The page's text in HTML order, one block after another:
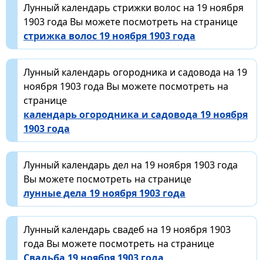
Лунный календарь стрижки волос на 19 ноября
1903 года Вы можете посмотреть на странице
стрижка волос 19 ноября 1903 года
Лунный календарь огородника и садовода на 19
ноября 1903 года Вы можете посмотреть на
странице
календарь огородника и садовода 19 ноября
1903 года
Лунный календарь дел на 19 ноября 1903 года
Вы можете посмотреть на странице
лунные дела 19 ноября 1903 года
Лунный календарь свадеб на 19 ноября 1903
года Вы можете посмотреть на странице